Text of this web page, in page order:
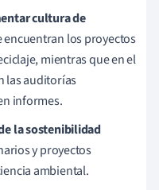
cultura de
encuentran los proyectos
mientras que en el
las auditorías
informes.
la sostenibilidad
y proyectos
ambiental.